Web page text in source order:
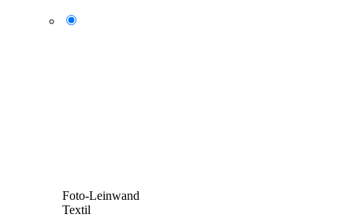
Foto-Leinwand
Textil